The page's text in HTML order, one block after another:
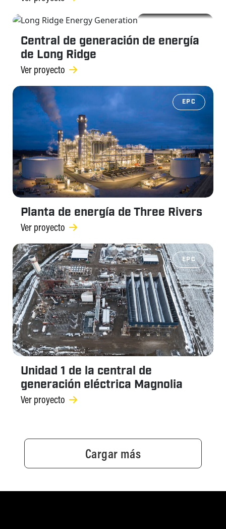
Central de generación de energía
de Long Ridge
Ver proyecto
EPC
Planta de energía de Three Rivers
Ver proyecto
EPC
Unidad 1 de la central de
generación eléctrica Magnolia
Ver proyecto
Cargar más